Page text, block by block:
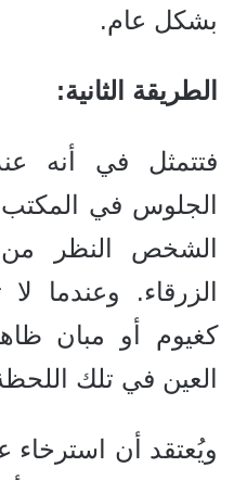
بشكل عام.
الطريقة الثانية:
فتتمثل في أنه
الجلوس في
الشخص النظر من
الزرقاء. وعندما
كغيوم أو مبان
العين في تلك
ويُعتقد أن استرخاء